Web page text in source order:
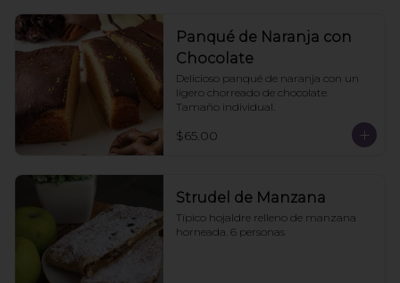
Panqué de Naranja con
Chocolate
Delicioso panqué de naranja con un
ligero chorreado de chocolate.
Tamaño individual.
$65.00
Strudel de Manzana
Típico hojaldre relleno de manzana
horneada. 6 personas